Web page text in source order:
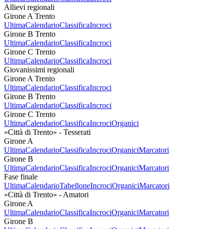
Allievi regionali
Girone A Trento
UltimaCalendarioClassificaIncroci
Girone B Trento
UltimaCalendarioClassificaIncroci
Girone C Trento
UltimaCalendarioClassificaIncroci
Giovanissimi regionali
Girone A Trento
UltimaCalendarioClassificaIncroci
Girone B Trento
UltimaCalendarioClassificaIncroci
Girone C Trento
UltimaCalendarioClassificaIncrociOrganici
«Città di Trento» - Tesserati
Girone A
UltimaCalendarioClassificaIncrociOrganiciMarcatori
Girone B
UltimaCalendarioClassificaIncrociOrganiciMarcatori
Fase finale
UltimaCalendarioTabelloneIncrociOrganiciMarcatori
«Città di Trento» - Amatori
Girone A
UltimaCalendarioClassificaIncrociOrganiciMarcatori
Girone B